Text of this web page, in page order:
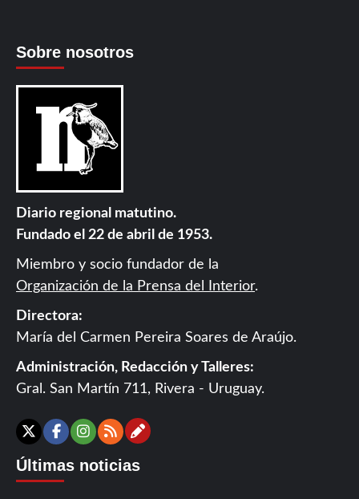
Sobre nosotros
Diario regional matutino.
Fundado el 22 de abril de 1953.
Miembro y socio fundador de la
Organización de la Prensa del Interior.
Directora:
María del Carmen Pereira Soares de Araújo.
Administración, Redacción y Talleres:
Gral. San Martín 711, Rivera - Uruguay.
X Facebook
Instagram
RSSContáctanos
Últimas noticias